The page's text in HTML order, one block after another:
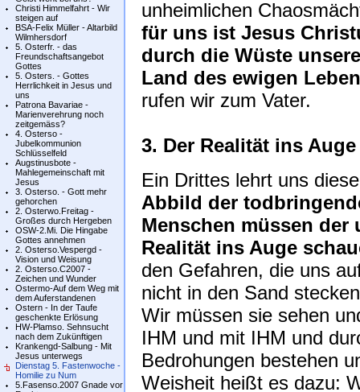
Christi Himmelfahrt - Wir
steigen auf
BSA-Felix Müller - Altarbild
Wilmhersdorf
5. Osterfr. - das
Freundschaftsangebot
Gottes
5. Osters. - Gottes
Herrlichkeit in Jesus und
uns
Patrona Bavariae -
Marienverehrung noch
zeitgemäss?
4. Osterso -
Jubelkommunion
Schlüsselfeld
Augstinusbote -
Mahlegemeinschaft mit
Jesus
3. Osterso. - Gott mehr
gehorchen
2. Osterwo.Freitag -
Großes durch Hergeben
OSW-2.Mi. Die Hingabe
Gottes annehmen
2. Osterso.Vespergd -
Vision und Weisung
2. Osterso.C2007 -
Zeichen und Wunder
Ostermo-Auf dem Weg mit
dem Auferstandenen
Ostern - In der Taufe
geschenkte Erlösung
HW-Plamso. Sehnsucht
nach dem Zukünftigen
Krankengd-Salbung - Mit
Jesus unterwegs
Dienstag 5. Fastenwoche -
Homilie zu Num
5.Fasenso.2007 Gnade vor
unheimlichen
für uns ist Jesus
durch die Wüste
Land des ewigen
rufen wir zum Vater.
3. Der Realität ins
Ein Drittes lehrt uns
Abbild der
Menschen müssen der
Realität ins Auge
den Gefahren, die uns
nicht in den Sand
Wir müssen sie sehen
IHM und mit IHM und
Bedrohungen bestehen
Weisheit heißt es dazu: